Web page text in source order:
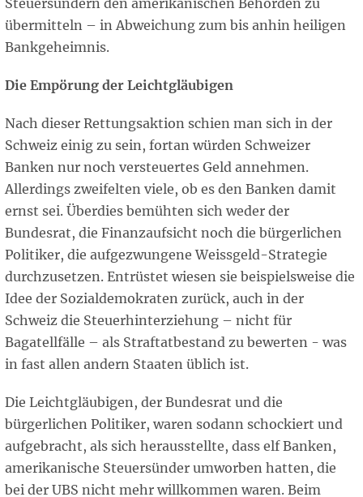
Steuersündern den amerikanischen Behörden zu
übermitteln – in Abweichung zum bis anhin heiligen
Bankgeheimnis.
Die Empörung der Leichtgläubigen
Nach dieser Rettungsaktion schien man sich in der
Schweiz einig zu sein, fortan würden Schweizer
Banken nur noch versteuertes Geld annehmen.
Allerdings zweifelten viele, ob es den Banken damit
ernst sei. Überdies bemühten sich weder der
Bundesrat, die Finanzaufsicht noch die bürgerlichen
Politiker, die aufgezwungene Weissgeld-Strategie
durchzusetzen. Entrüstet wiesen sie beispielsweise die
Idee der Sozialdemokraten zurück, auch in der
Schweiz die Steuerhinterziehung – nicht für
Bagatellfälle – als Straftatbestand zu bewerten - was
in fast allen andern Staaten üblich ist.
Die Leichtgläubigen, der Bundesrat und die
bürgerlichen Politiker, waren sodann schockiert und
aufgebracht, als sich herausstellte, dass elf Banken,
amerikanische Steuersünder umworben hatten, die
bei der UBS nicht mehr willkommen waren. Beim